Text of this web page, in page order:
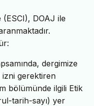
DOAJ ile
dergimize
izni gerektiren
bölümünde ilgili Etik
tarih-sayı) yer